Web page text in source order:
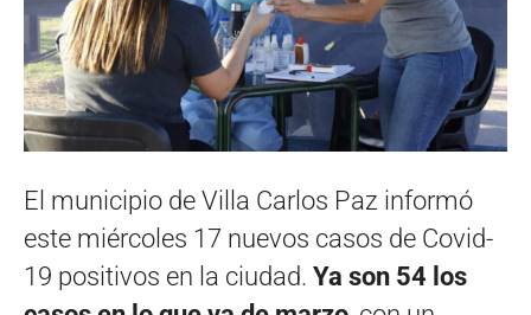
El municipio de Villa Carlos Paz informó
este miércoles 17 nuevos casos de Covid-
19 positivos en la ciudad. Ya son 54 los